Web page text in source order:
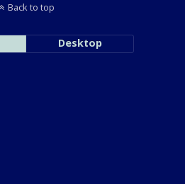
Back to top
Desktop